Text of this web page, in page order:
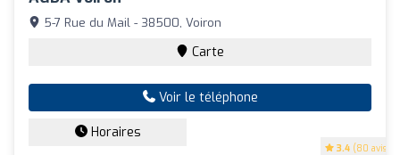
3.4 (80 avis)
5-7 Rue du Mail - 38500, Voiron
Carte
Voir le téléphone
Horaires